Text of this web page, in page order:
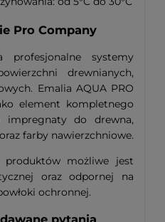
Pro Company
systemy
drewnianych,
Emalia AQUA PRO
element kompletnego
impregnaty do drewna,
farby nawierzchniowe.
produktów możliwe jest
oraz odpornej na
ochronnej.